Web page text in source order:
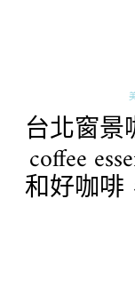
台北窗
coffee
和好咖啡